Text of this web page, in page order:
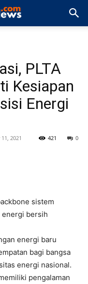
PLTA
Kesiapan
Energi
2021 0
421
sistem
energi bersih
energi baru
bagi bangsa
energi nasional.
pengalaman